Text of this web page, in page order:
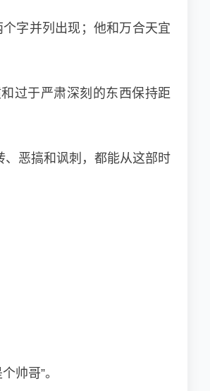
字并列出现；他和万合天宜
过于严肃深刻的东西保持距
恶搞和讽刺，都能从这部时
帅哥”。